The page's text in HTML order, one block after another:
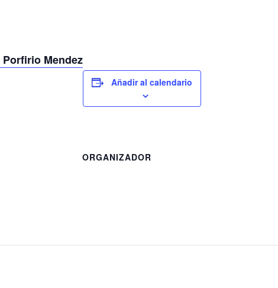
Mendez
Añadir al calendario
ORGANIZADOR